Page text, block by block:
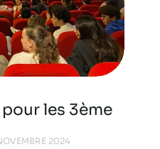
les 3ème
2024